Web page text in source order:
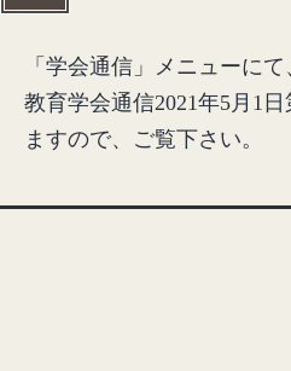
「学会通信」メニューに
教育学会通信2021年5月1
ますので、ご覧下さい。